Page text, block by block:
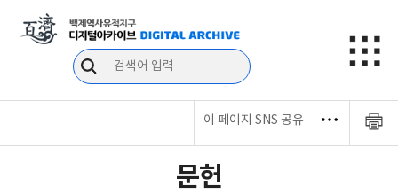
이 페이지 SNS 공유
문헌